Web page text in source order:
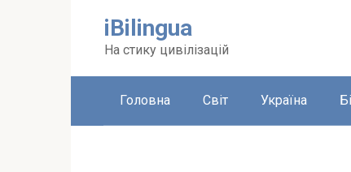
iBilingua
На стику цивілізацій
Головна Світ Україна